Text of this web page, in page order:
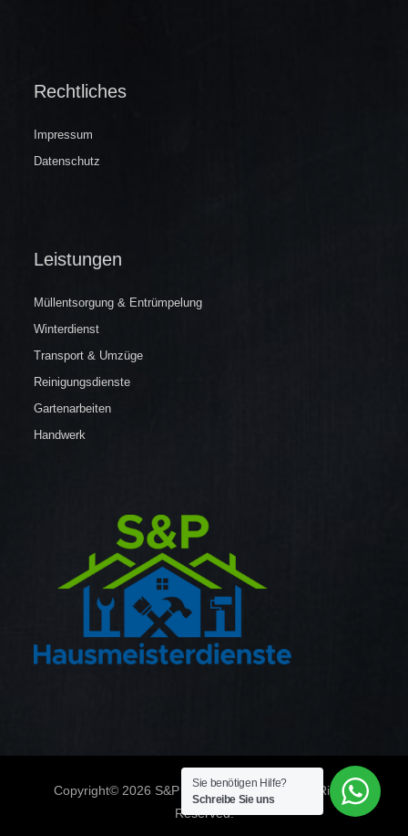
Rechtliches
Impressum
Datenschutz
Leistungen
Müllentsorgung & Entrümpelung
Winterdienst
Transport & Umzüge
Reinigungsdienste
Gartenarbeiten
Handwerk
Copyright© 2026 S&P Hausmeisterdienste All Rights
Reserved.
Sie benötigen Hilfe?
Schreibe Sie uns